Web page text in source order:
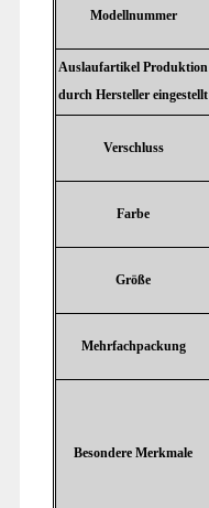
Modellnummer
Auslaufartikel Produktion
durch Hersteller eingestellt
Verschluss
Farbe
Größe
Mehrfachpackung
Besondere Merkmale